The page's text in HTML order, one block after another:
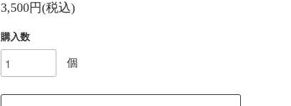
3,500円(税込)
購入数
個